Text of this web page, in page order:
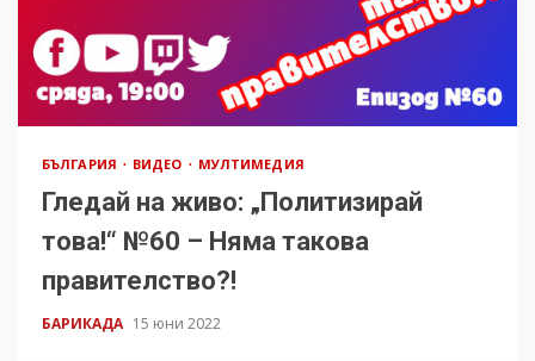
БЪЛГАРИЯ ВИДЕО МУЛТИМЕДИЯ
Гледай на живо: „Политизирай
това!“ №60 – Няма такова
правителство?!
БАРИКАДА 15 юни 2022